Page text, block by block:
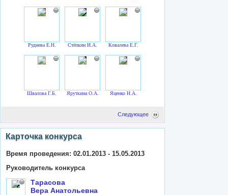
Руднева Е.Н. Стёпкин И.А. Ковалева Е.Г.
Швалова Г.Б. Яруткина О.А. Яценко Н.А.
Следующее
Карточка конкурса
Время проведения: 02.01.2013 - 15.05.2013
Руководитель конкурса
Тарасова
Вера Анатольевна